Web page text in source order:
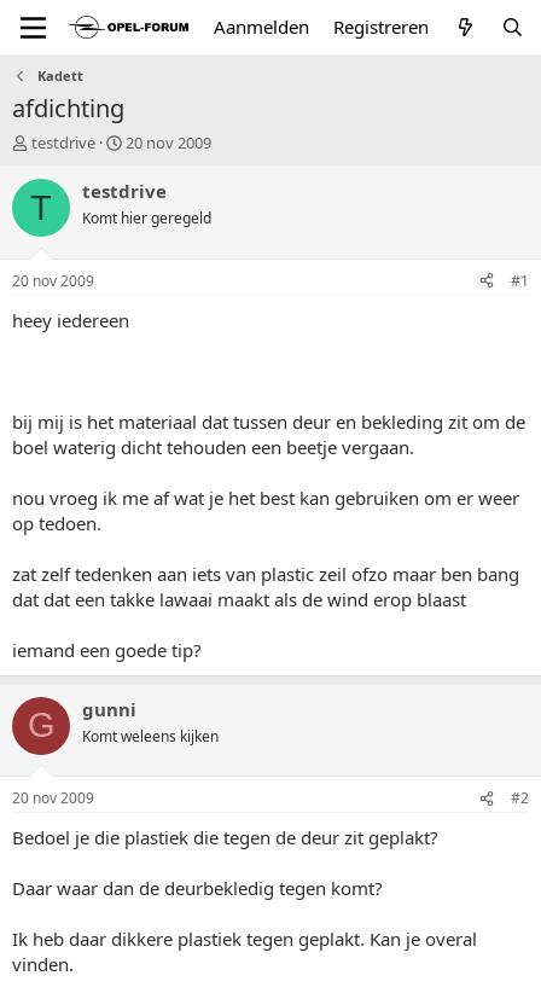
Aanmelden Registreren
Kadett
afdichting
T
p
i
a
r
testdrive
S
a
t
u
20 nov 2009
T testdrive
Komt hier geregeld
20 nov 2009 #1
heey iedereen
bij mij is het materiaal dat tussen deur en bekleding zit om de
boel waterig dicht tehouden een beetje vergaan.
nou vroeg ik me af wat je het best kan gebruiken om er weer
op tedoen.
zat zelf tedenken aan iets van plastic zeil ofzo maar ben bang
dat dat een takke lawaai maakt als de wind erop blaast
iemand een goede tip?
G gunni
Komt weleens kijken
20 nov 2009 #2
Bedoel je die plastiek die tegen de deur zit geplakt?
Daar waar dan de deurbekledig tegen komt?
Ik heb daar dikkere plastiek tegen geplakt. Kan je overal
vinden.